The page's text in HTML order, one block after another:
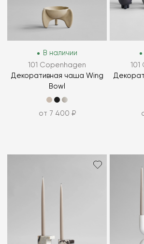
В наличии
101 Copenhagen
Декоративная чаша Wing
Bowl
от 7 400 ₽